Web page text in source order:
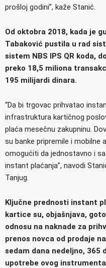
prošloj godini”, kaže Stanić.
Od oktobra 2018, kada je
Tabaković pustila u rad
sistem NBS IPS QR koda,
preko 18,5 miliona
195 milijardi dinara.
“Da bi trgovac prihvatao
infrastruktura kartičnog
plaća mesečnu zakupninu.
su banke pripremile i mobilne
omogućiti da jednostavno i
instant plaćanja”, navodi
Tanjug.
Ključne prednosti instant
kartice su, objašnjava,
odnosu na naknade za
prenos novca od prodaje
sedam dana nedeljno, 365
upotrebe ovog